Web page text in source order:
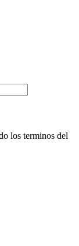
los terminos del